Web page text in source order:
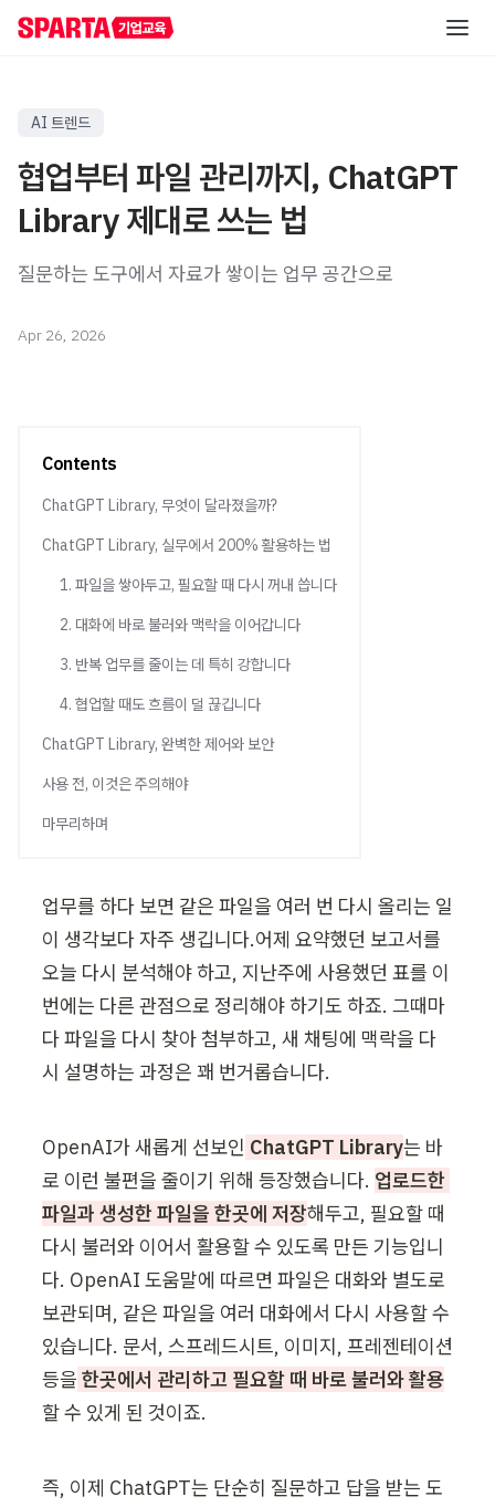
직급별 AI 교육
실무자/신입사원
초급 신입사원 교육
중급 AI 해커톤
중급 AI 리더십 교육
직무별 AI 교육
직무 특화 교육
온라인 AI 교육
세미나
블로그
기업교육 문의하기
AI 트렌드
협업부터 파일 관리까지, ChatGPT
Library 제대로 쓰는 법
질문하는 도구에서 자료가 쌓이는 업무 공간으로
Apr 26, 2026
Contents
ChatGPT Library, 무엇이 달라졌을까?
ChatGPT Library, 실무에서 200% 활용하는 법
1. 파일을 쌓아두고, 필요할 때 다시 꺼내 씁니다
2. 대화에 바로 불러와 맥락을 이어갑니다
3. 반복 업무를 줄이는 데 특히 강합니다
4. 협업할 때도 흐름이 덜 끊깁니다
ChatGPT Library, 완벽한 제어와 보안
사용 전, 이것은 주의해야
마무리하며
업무를 하다 보면 같은 파일을 여러 번 다시 올리는 일
이 생각보다 자주 생깁니다.어제 요약했던 보고서를
오늘 다시 분석해야 하고, 지난주에 사용했던 표를 이
번에는 다른 관점으로 정리해야 하기도 하죠. 그때마
다 파일을 다시 찾아 첨부하고, 새 채팅에 맥락을 다
시 설명하는 과정은 꽤 번거롭습니다.
OpenAI가 새롭게 선보인 ChatGPT Library는 바
로 이런 불편을 줄이기 위해 등장했습니다. 업로드한
파일과 생성한 파일을 한곳에 저장해두고, 필요할 때
다시 불러와 이어서 활용할 수 있도록 만든 기능입니
다. OpenAI 도움말에 따르면 파일은 대화와 별도로
보관되며, 같은 파일을 여러 대화에서 다시 사용할 수
있습니다. 문서, 스프레드시트, 이미지, 프레젠테이션
등을 한곳에서 관리하고 필요할 때 바로 불러와 활용
할 수 있게 된 것이죠.
즉, 이제 ChatGPT는 단순히 질문하고 답을 받는 도